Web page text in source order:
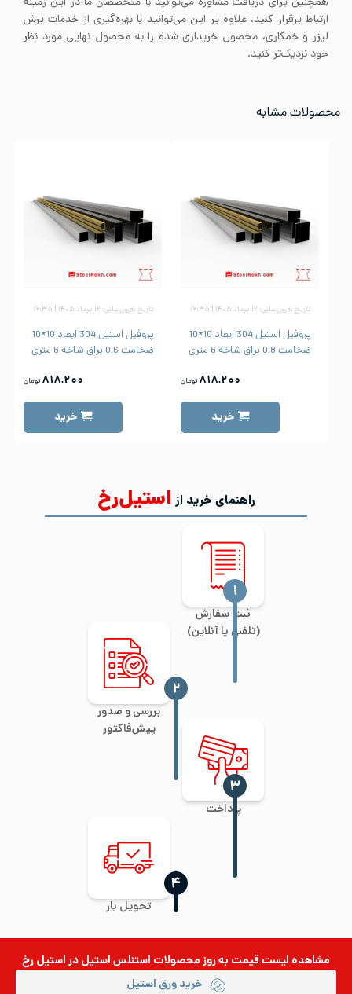
ارتباط برقرار کنید. علاوه بر این می‌توانید با بهره‌گیری از خدمات برش
لیزر و خمکاری، محصول خریداری شده را به محصول نهایی مورد نظر
خود نزدیک‌تر کنید.
محصولات مشابه
تاریخ به‌روزرسانی: ۱۲ مرداد ۱۴۰۵ | ۱۶:۳۵
پروفیل استیل 304 ابعاد 10*10
ضخامت 0.8 براق شاخه 6 متری
۸۱۸,۲۰۰ تومان
خرید
تاریخ به‌روزرسانی: ۱۲ مرداد ۱۴۰۵ | ۱۶:۳۵
پروفیل استیل 304 ابعاد 10*10
ضخامت 0.6 براق شاخه 6 متری
۸۱۸,۲۰۰ تومان
خرید
راهنمای خرید از استیل‌رخ
ثبت سفارش
(تلفنی یا آنلاین)
‍۱
بررسی و صدور
پیش‌فاکتور
‍۲
پرداخت
‍۳
تحویل بار
‍۴
مشاهده لیست قیمت به روزمحصولات استنلس استیلدر استیل رخ
خرید ورق استیل